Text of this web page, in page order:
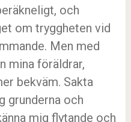
och
om tryggheten vid
Men med
mina föräldrar,
bekväm. Sakta
grunderna och
mig flytande och